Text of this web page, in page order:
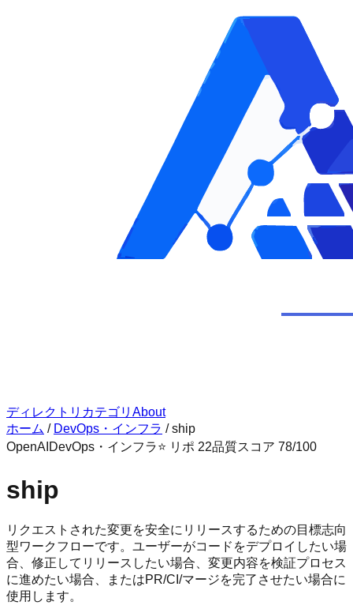
ディレクトリ カテゴリ About
ホーム / DevOps・インフラ /ship
OpenAI DevOps・インフラ⭐ リポ 22品質スコア 78/100
ship
リクエストされた変更を安全にリリースするための目標志向
型ワークフローです。ユーザーがコードをデプロイしたい場
合、修正してリリースしたい場合、変更内容を検証プロセス
に進めたい場合、またはPR/CI/マージを完了させたい場合に
使用します。